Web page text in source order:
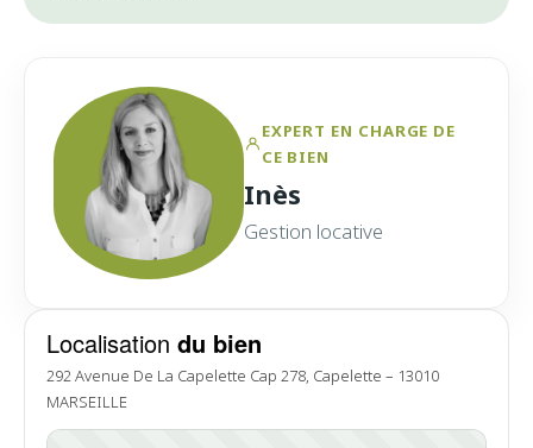
Localisation du bien
292 Avenue De La Capelette Cap 278, Capelette – 13010
MARSEILLE
EXPERT EN CHARGE DE
CE BIEN
Inès
Gestion locative